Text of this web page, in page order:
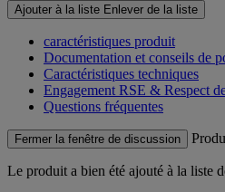
Ajouter à la liste Enlever de la liste
caractéristiques produit
Documentation et conseils de
Caractéristiques techniques
Engagement RSE & Respect
Questions fréquentes
Fermer la fenêtre de discussion
Le produit a bien été ajouté à la liste